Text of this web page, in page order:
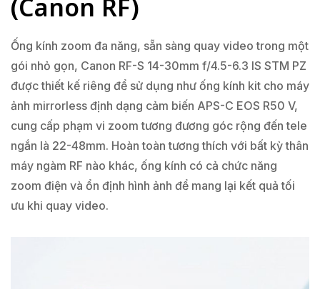
(Canon RF)
Ống kính zoom đa năng, sẵn sàng quay video trong một
gói nhỏ gọn, Canon RF-S 14-30mm f/4.5-6.3 IS STM PZ
được thiết kế riêng để sử dụng như ống kính kit cho máy
ảnh mirrorless định dạng cảm biến APS-C EOS R50 V,
cung cấp phạm vi zoom tương đương góc rộng đến tele
ngắn là 22-48mm. Hoàn toàn tương thích với bất kỳ thân
máy ngàm RF nào khác, ống kính có cả chức năng
zoom điện và ổn định hình ảnh để mang lại kết quả tối
ưu khi quay video.